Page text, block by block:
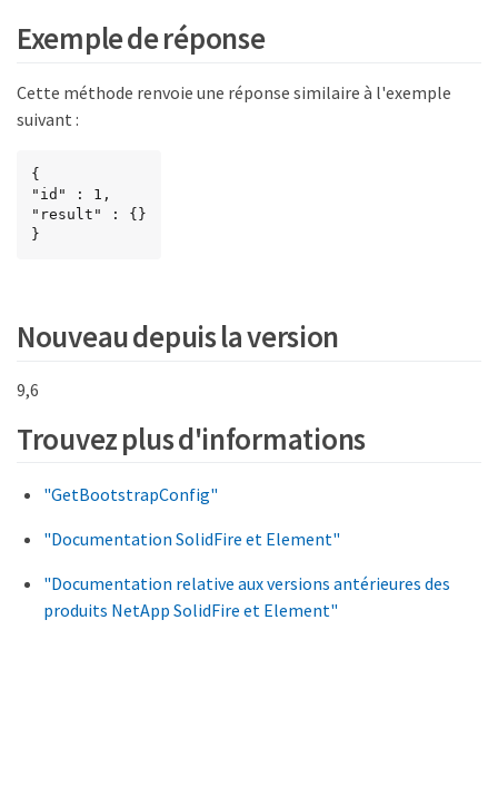
Exemple de réponse
Cette méthode renvoie une réponse similaire à l'exemple
suivant :
{
"id" : 1,
"result" : {}
}
Nouveau depuis la version
9,6
Trouvez plus d'informations
"GetBootstrapConfig"
"Documentation SolidFire et Element"
"Documentation relative aux versions antérieures des
produits NetApp SolidFire et Element"